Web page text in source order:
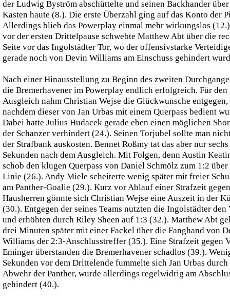
der Ludwig Byström abschüttelte und seinen Backhander
Kasten haute (8.). Die erste Überzahl ging auf das Konto der
Allerdings blieb das Powerplay einmal mehr wirkungslos
vor der ersten Drittelpause schwebte Matthew Abt über die
Seite vor das Ingolstädter Tor, wo der offensivstarke
gerade noch von Devin Williams am Einschuss gehindert
Nach einer Hinausstellung zu Beginn des zweiten
die Bremerhavener im Powerplay endlich erfolgreich. Für den
Ausgleich nahm Christian Wejse die Glückwunsche entgegen,
nachdem dieser von Jan Urbas mit einem Querpass bedient
Dabei hatte Julius Hudacek gerade eben einen möglichen
der Schanzer verhindert (24.). Seinen Torjubel sollte man
der Strafbank auskosten. Bennet Roßmy tat das aber nur sechs
Sekunden nach dem Ausgleich. Mit Folgen, denn Austin
schob den klugen Querpass von Daniel Schmölz zum 1:2
Linie (26.). Andy Miele scheiterte wenig später mit freier
am Panther-Goalie (29.). Kurz vor Ablauf einer Strafzeit
Hausherren gönnte sich Christian Wejse eine Auszeit in der
(30.). Entgegen der seines Teams nutzten die Ingolstädter
und erhöhten durch Riley Sheen auf 1:3 (32.). Matthew Abt
drei Minuten später mit einer Fackel über die Fanghand von
Williams der 2:3-Anschlusstreffer (35.). Eine Strafzeit gegen
Eminger überstanden die Bremerhavener schadlos (39.).
Sekunden vor dem Drittelende fummelte sich Jan Urbas
Abwehr der Panther, wurde allerdings regelwidrig am
gehindert (40.).